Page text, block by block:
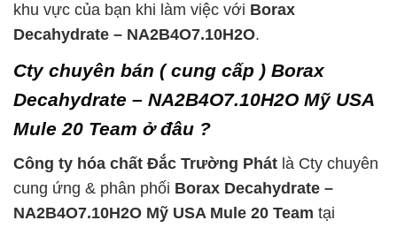
khu vực của bạn khi làm việc với Borax
Decahydrate – NA2B4O7.10H2O.
Cty chuyên bán ( cung cấp ) Borax
Decahydrate – NA2B4O7.10H2O Mỹ USA
Mule 20 Team ở đâu ?
Công ty hóa chất Đắc Trường Phát là Cty chuyên
cung ứng & phân phối Borax Decahydrate –
NA2B4O7.10H2O Mỹ USA Mule 20 Team tại